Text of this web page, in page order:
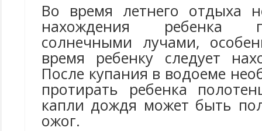
Во время летнего отдыха
нахождения ребенка
солнечными лучами,
время ребенку следует
После купания в водоеме
протирать ребенка
капли дождя может быть
ожог.